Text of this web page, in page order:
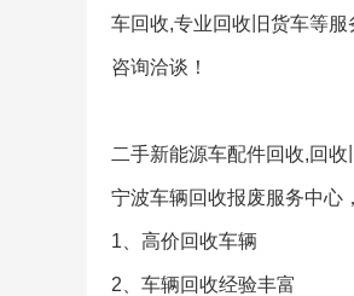
车回收,专业回收旧货车等
咨询洽谈！
二手新能源车配件回收,回
宁波车辆回收报废服务中心
1、高价回收车辆
2、车辆回收经验丰富